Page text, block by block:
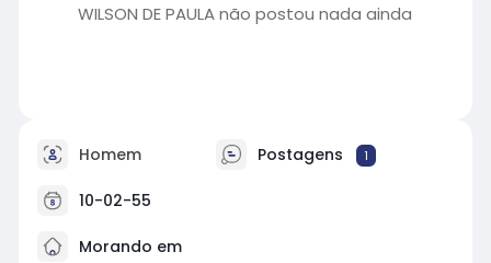
WILSON DE PAULA não postou nada ainda
Homem Postagens 1
10-02-55
Morando em